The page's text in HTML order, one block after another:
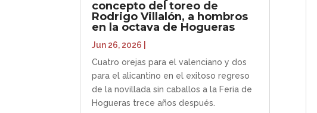
concepto del toreo de
Rodrigo Villalón, a hombros
en la octava de Hogueras
Jun 26, 2026
Cuatro orejas para el valenciano y dos
para el alicantino en el exitoso regreso
de la novillada sin caballos a la Feria de
Hogueras trece años después.